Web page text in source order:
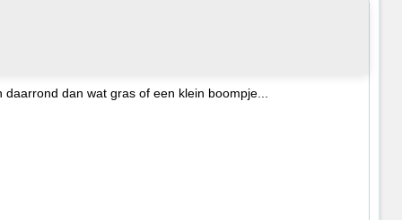
dan wat gras of een klein boompje...